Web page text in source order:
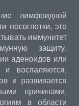
лимфоидной
носоглотки, это
иммунитет
защиту.
аденоидов или
и воспаляются,
и развивается
причинами,
в области